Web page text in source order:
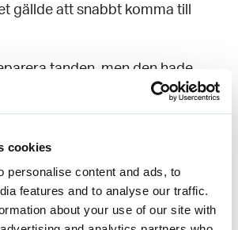
cookies
personalise content and ads, to
features and to analyse our traffic.
about your use of our site with
gällde att snabbt komma till
tanden, men den hade
reparationen inte höll. Senare
av, som också hade blivit illa
utnyttja medlemsförmånen
för fritiden:”Jag